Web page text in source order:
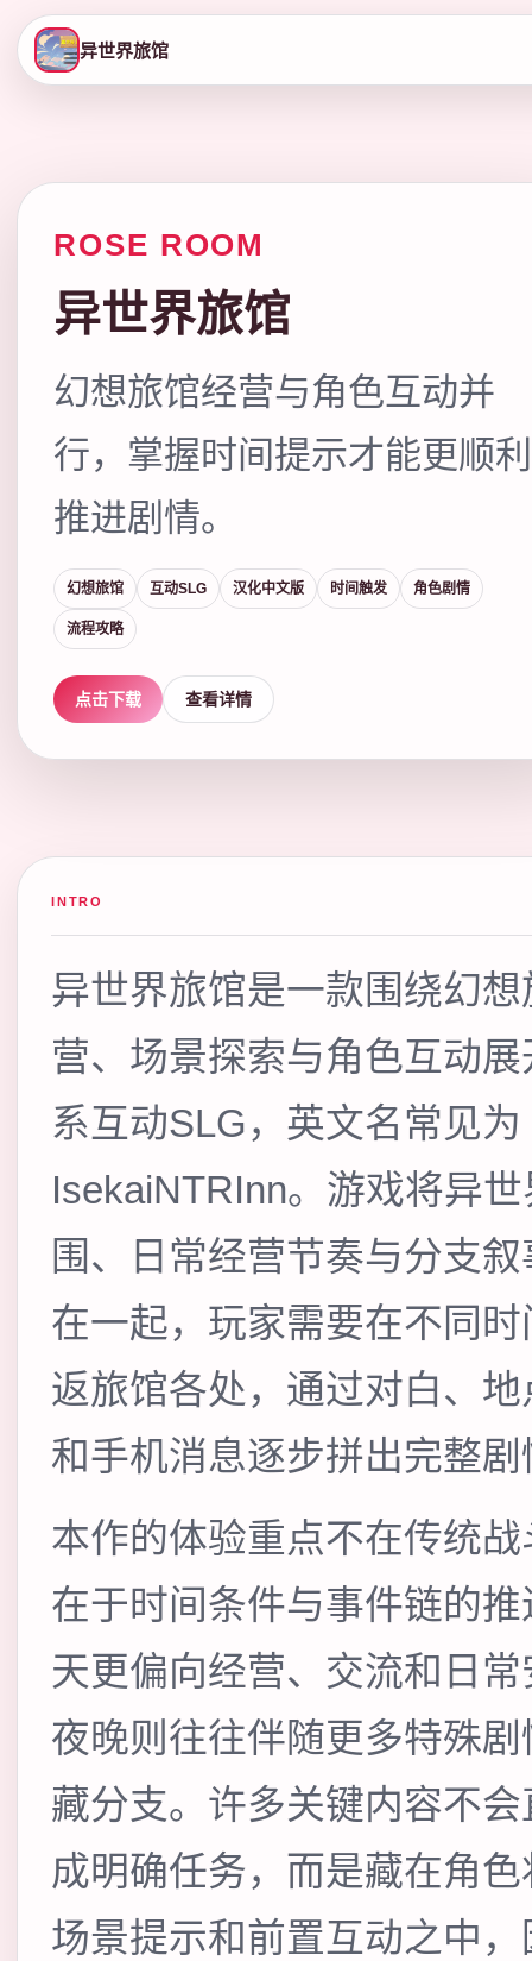
异世界旅馆
ROSE ROOM
异世界旅馆
幻想旅馆经营与角色互动并
行，掌握时间提示才能更顺利
推进剧情。
幻想旅馆 互动SLG 汉化中文版 时间触发 角色剧情
流程攻略
点击下载 查看详情
INTRO
异世界旅馆是一款围绕幻
营、场景探索与角色互动
系互动SLG，英文名常见为
IsekaiNTRInn。游戏将异
围、日常经营节奏与分支
在一起，玩家需要在不同
返旅馆各处，通过对白、
和手机消息逐步拼出完整剧
本作的体验重点不在传统
在于时间条件与事件链的
天更偏向经营、交流和日
夜晚则往往伴随更多特殊
藏分支。许多关键内容不
成明确任务，而是藏在角
场景提示和前置互动之中